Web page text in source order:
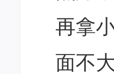
再拿
面不